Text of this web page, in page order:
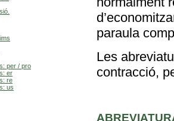
per / pro
er
re
us